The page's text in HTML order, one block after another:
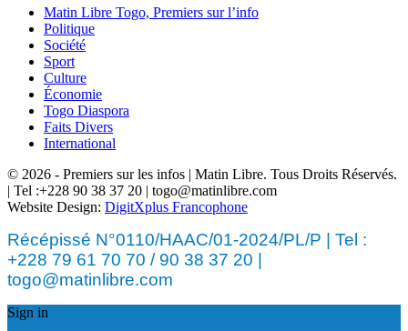
Matin Libre Togo, Premiers sur l’info
Politique
Société
Sport
Culture
Économie
Togo Diaspora
Faits Divers
International
© 2026 - Premiers sur les infos | Matin Libre. Tous Droits Réservés.
| Tel :+228 90 38 37 20 | togo@matinlibre.com
Website Design: DigitXplus Francophone
Récépissé N°0110/HAAC/01-2024/PL/P | Tel :
+228 79 61 70 70 / 90 38 37 20 |
togo@matinlibre.com
Sign in